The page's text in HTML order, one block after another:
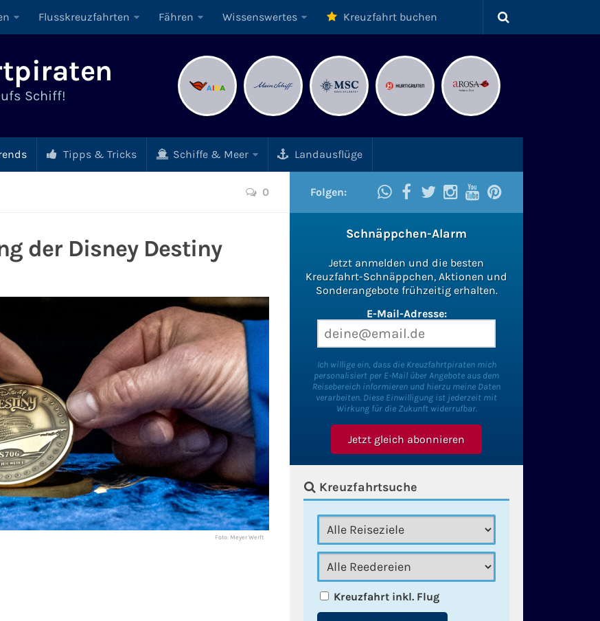
Flusskreuzfahrten Fähren Wissenswertes Kreuzfahrt buchen
Schiff!
Tipps & Tricks Schiffe & Meer Landausflüge
0
der Disney Destiny
Foto: Meyer Werft
Folgen:
Schnäppchen-Alarm
Jetzt anmelden und die besten
Kreuzfahrt-Schnäppchen, Aktionen und
Sonderangebote frühzeitig erhalten.
E-Mail-Adresse:
Ich willige ein, dass die Kreuzfahrtpiraten mich
personalisiert per E-Mail über Angebote aus dem
Reisebereich informieren und hierzu meine Daten
verarbeiten. Diese Einwilligung ist jederzeit mit
Wirkung für die Zukunft widerrufbar.
Kreuzfahrtsuche
Kreuzfahrt inkl. Flug